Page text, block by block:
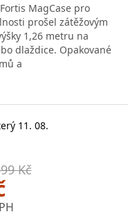
MagCase pro
prošel zátěžovým
1,26 metru na
dlaždice. Opakované
a
11. 08.
Kč